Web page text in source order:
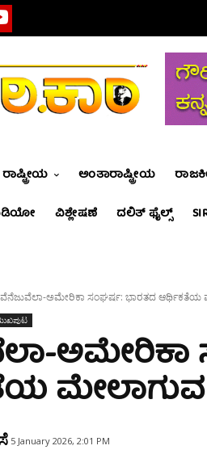
ರಾಷ್ಟ್ರೀಯ ಅಂತಾರಾಷ್ಟ್ರೀಯ
ವಿಶ್ಲೇಷಣೆ ದಲಿತ್ ಫೈಲ್ಸ್
ವೆನೆಜುವೆಲಾ-ಅಮೇರಿಕಾ ಸಂಘರ್ಷ: ಭಾರತದ ಆರ್ಥಿಕತೆಯ
ಅಮೇರಿಕಾ
5 January 2026, 2:01 PM